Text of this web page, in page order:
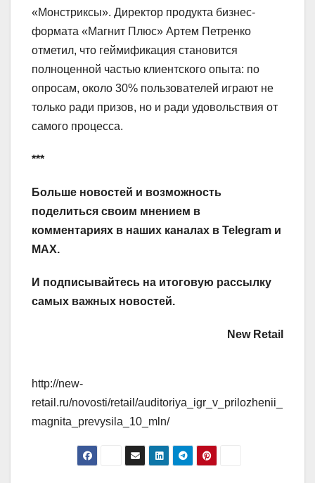
«Монстриксы». Директор продукта бизнес-
формата «Магнит Плюс» Артем Петренко
отметил, что геймификация становится
полноценной частью клиентского опыта: по
опросам, около 30% пользователей играют не
только ради призов, но и ради удовольствия от
самого процесса.
***
Больше новостей и возможность
поделиться своим мнением в
комментариях в наших каналах в Telegram и
MAX.
И подписывайтесь на итоговую рассылку
самых важных новостей.
New Retail
http://new-
retail.ru/novosti/retail/auditoriya_igr_v_prilozhenii_
magnita_prevysila_10_mln/